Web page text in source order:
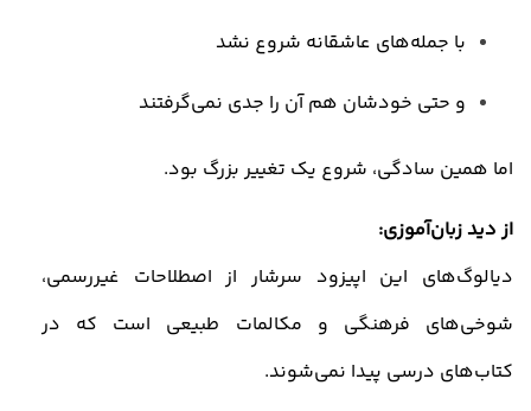
با جمله‌های عاشقانه شروع نشد
و حتی خودشان هم آن را جدی نمی‌گرفتند
اما همین سادگی، شروع یک تغییر بزرگ بود.
از دید زبان‌آموزی:
دیالوگ‌های این اپیزود سرشار از اصطلاحات غیررسمی،
شوخی‌های فرهنگی و مکالمات طبیعی است که در
کتاب‌های درسی پیدا نمی‌شوند.